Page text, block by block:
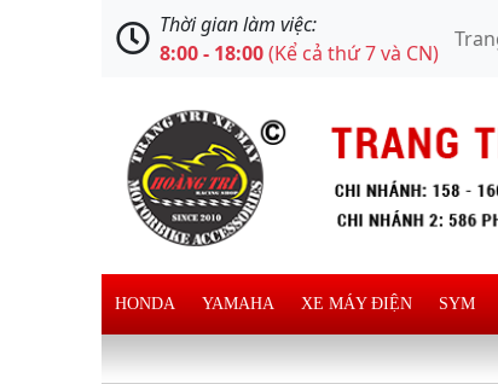
Thời gian làm việc:
8:00 - 18:00(Kể cả thứ 7 và CN)
HONDA YAMAHA XE MÁY ĐIỆN SYM